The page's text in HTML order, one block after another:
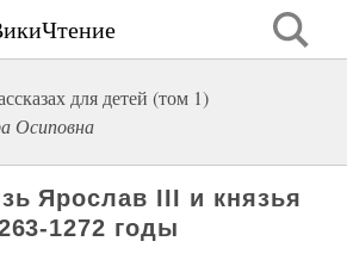
для детей (том 1)
Осиповна
Ярослав III и князья
1272 годы